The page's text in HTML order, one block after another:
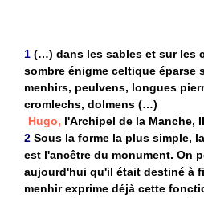
1 (…) dans les sables et sur les
sombre énigme celtique éparse
menhirs, peulvens, longues
cromlechs, dolmens (…)
Hugo, l'Archipel de la Manche,
2 Sous la forme la plus simple,
est l'ancêtre du monument. On
aujourd'hui qu'il était destiné à
menhir exprime déjà cette